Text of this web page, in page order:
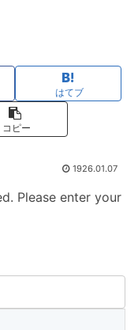
はてブ
コピー
1926.01.07
Please enter your